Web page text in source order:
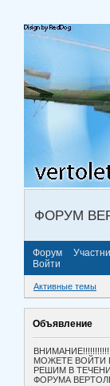
ФОРУМ
Форум
Войти
Активные темы
Объявление
МОЖЕТЕ ВОЙТИ
РЕШИМ В
ФОРУМА